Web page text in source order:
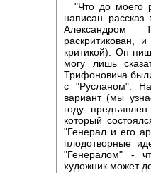
"Что до моего
написан
Александром
раскритикован,
критикой). Он
могу лишь
Трифоновича
с "Русланом".
вариант (мы
году
который
"Генерал и его
плодотворные
"Генералом" -
художник может